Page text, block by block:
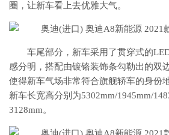
圈，让新车看上去优雅大气。
车尾部分，新车采用了贯穿式的
感分明，搭配由镀铬装饰条勾勒出的双
使得新车气场非常符合旗舰轿车的身份
新车长宽高分别为5302mm/1945mm/
3128mm。